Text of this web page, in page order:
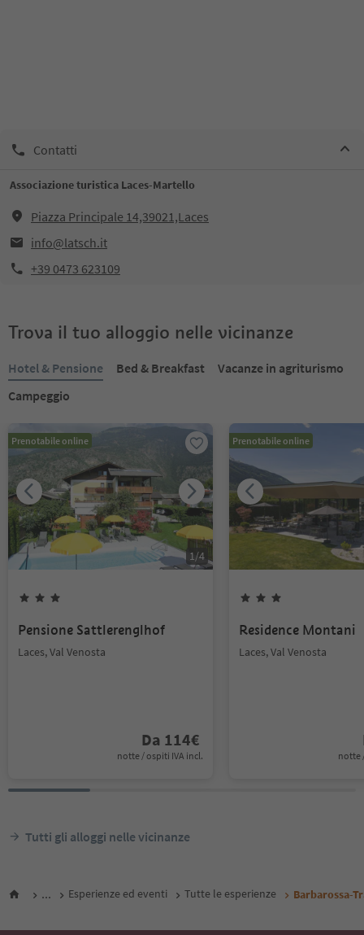
Contatti
Associazione turistica Laces-Martello
Piazza Principale 14,39021,Laces
info@latsch.it
+39 0473 623109
Trova il tuo alloggio nelle vicinanze
Hotel & Pensione Bed & Breakfast
Vacanze in agriturismo
Campeggio
Prenotabile online
1/4
Pensione Sattlerenglhof
Laces, Val Venosta
Da 114€
notte / ospiti IVA incl.
Prenotabile online
Residence Montani
Laces, Val Venosta
notte
Tutti gli alloggi nelle vicinanze
... Esperienze ed eventi Tutte le esperienze Barbarossa-